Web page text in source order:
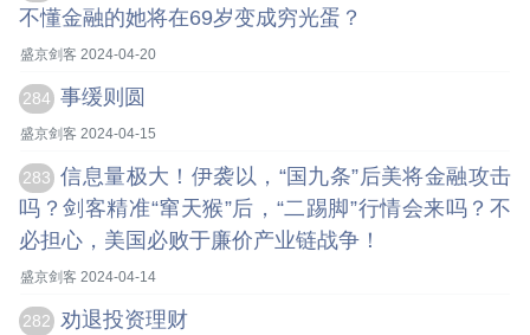
不懂金融的她将在69岁变成穷光蛋？
盛京剑客 2024-04-20
284 事缓则圆
盛京剑客 2024-04-15
283 信息量极大！伊袭以，“国九条”后美将金融攻击
吗？剑客精准“窜天猴”后，“二踢脚”行情会来吗？不
必担心，美国必败于廉价产业链战争！
盛京剑客 2024-04-14
282 劝退投资理财